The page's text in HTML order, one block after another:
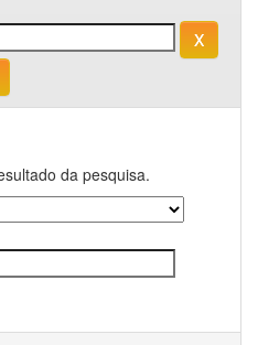
da pesquisa.